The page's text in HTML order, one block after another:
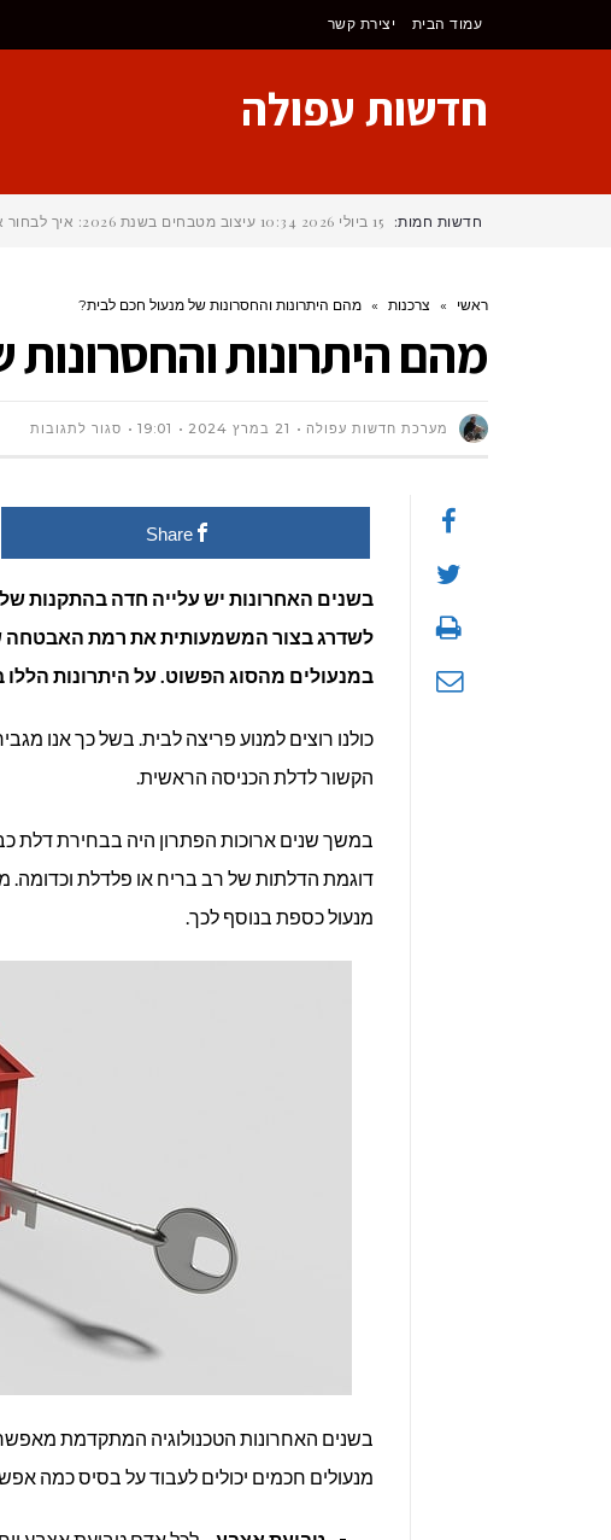
עמוד הבית יצירת קשר
חדשות עפולה
חדשות חמות: 15 ביולי 2026 10:34 עיצוב מטבחים בשנת 2026: איך לבחור את הסגנון הנכון?
ראשי » צרכנות » מהם היתרונות והחסרונות של מנעול חכם לבית?
מהם היתרונות
מערכת חדשות עפולה 21 במרץ 2024 19:01 סגור לתגובותעל
של
חכם
Share
בשנים האחרונות יש עלייה חדה בהתקנות
לשדרג בצור המשמעותית את רמת האבטחה
במנעולים מהסוג הפשוט. על היתרונות
כולנו רוצים למנוע פריצה לבית. בשל כך אנו
הקשור לדלת הכניסה הראשית.
במשך שנים ארוכות הפתרון היה בבחירת דלת
דוגמת הדלתות של רב בריח או פלדלת
מנעול כספת בנוסף לכך.
בשנים האחרונות הטכנולוגיה המתקדמת
מנעולים חכמים יכולים לעבוד על בסיס כמה